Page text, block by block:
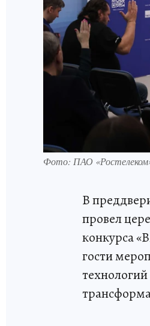
Фото: ПАО
В
провел
конкурса
гости